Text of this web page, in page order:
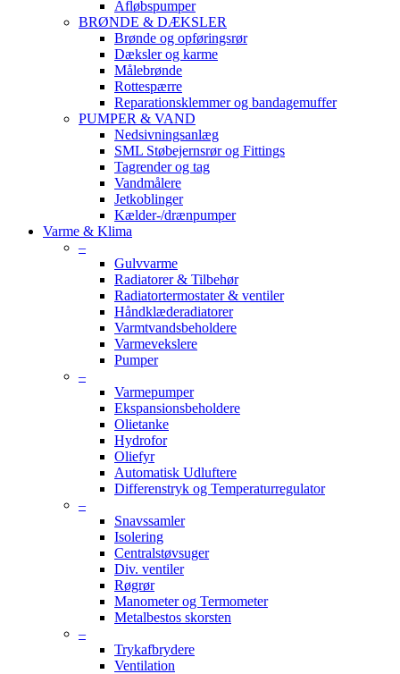
Afløbspumper
BRØNDE & DÆKSLER
Brønde og opføringsrør
Dæksler og karme
Målebrønde
Rottespærre
Reparationsklemmer og bandagemuffer
PUMPER & VAND
Nedsivningsanlæg
SML Støbejernsrør og Fittings
Tagrender og tag
Vandmålere
Jetkoblinger
Kælder-/drænpumper
Varme & Klima
–
Gulvvarme
Radiatorer & Tilbehør
Radiatortermostater & ventiler
Håndklæderadiatorer
Varmtvandsbeholdere
Varmevekslere
Pumper
–
Varmepumper
Ekspansionsbeholdere
Olietanke
Hydrofor
Oliefyr
Automatisk Udluftere
Differenstryk og Temperaturregulator
–
Snavssamler
Isolering
Centralstøvsuger
Div. ventiler
Røgrør
Manometer og Termometer
Metalbestos skorsten
–
Trykafbrydere
Ventilation